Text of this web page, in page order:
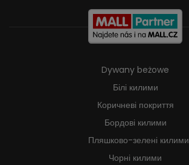
Dywany beżowe
Білі килими
Коричневі покриття
Бордові килими
Пляшково-зелені килими
Чорні килими